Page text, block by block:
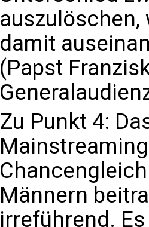
damit
(Papst
Zu Punkt 4:
Männern
irreführend.